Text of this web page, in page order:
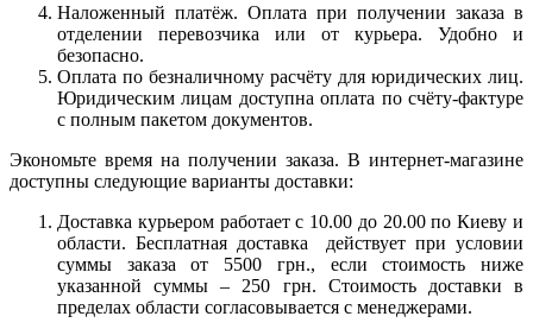
Наложенный платёж. Оплата при получении заказа в
отделении перевозчика или от курьера. Удобно и
безопасно.
Оплата по безналичному расчёту для юридических лиц.
Юридическим лицам доступна оплата по счёту-фактуре
с полным пакетом документов.
Экономьте время на получении заказа. В интернет-магазине
доступны следующие варианты доставки:
Доставка курьером работает с 10.00 до 20.00 по Киеву и
области. Бесплатная доставка действует при условии
суммы заказа от 5500 грн., если стоимость ниже
указанной суммы – 250 грн. Стоимость доставки в
пределах области согласовывается с менеджерами.